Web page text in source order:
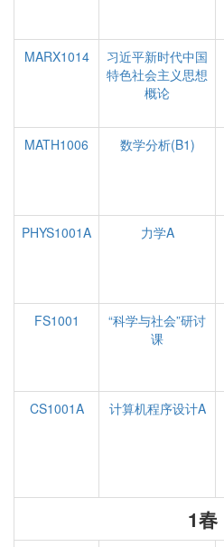
MARX1014
习近平新时代中国
特色社会主义思想
概论
MATH1006
数学分析(B1)
PHYS1001A
力学A
FS1001
“科学与社会”研讨
课
CS1001A
计算机程序设计A
1春